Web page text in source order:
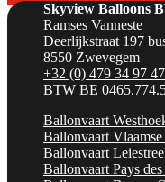
Skyview Balloons
Ramses Vanneste
Deerlijkstraat 197
8550 Zwevegem
+32 (0) 479 34 97 47
BTW BE
Ballonvaart
Ballonvaart
Ballonvaart
Ballonvaart Pays